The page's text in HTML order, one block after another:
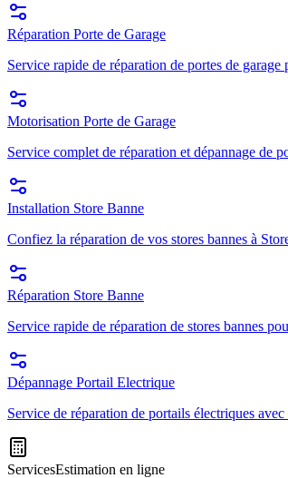
Réparation Porte de Garage
Service rapide de réparation de portes de
Motorisation Porte de Garage
Service complet de réparation et dépannage de
Installation Store Banne
Confiez la réparation de vos stores bannes à
Réparation Store Banne
Service rapide de réparation de stores bannes
Dépannage Portail Electrique
Service de réparation de portails électriques
ServicesEstimation en ligne